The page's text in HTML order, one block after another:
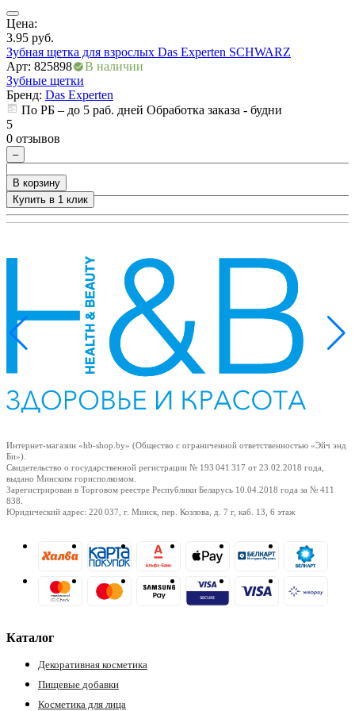
Цена:
3.95 руб.
Зубная щетка для взрослых Das Experten SCHWARZ
Арт: 825898
В наличии
Зубные щетки
Бренд: Das Experten
По РБ – до 5 раб. дней Обработка заказа - будни
5
0 отзывов
–
+
В корзину
Купить в 1 клик
Интернет-магазин «hb-shop.by» (Общество с ограниченной ответственностью «Эйч энд
Би»).
Свидетельство о государственной регистрации № 193 041 317 от 23.02.2018 года,
выдано Минским горисполкомом.
Зарегистрирован в Торговом реестре Республики Беларусь 10.04.2018 года за № 411
838.
Юридический адрес: 220 037, г. Минск, пер. Козлова, д. 7 г, каб. 13, 6 этаж
Каталог
Декоративная косметика
Пищевые добавки
Косметика для лица